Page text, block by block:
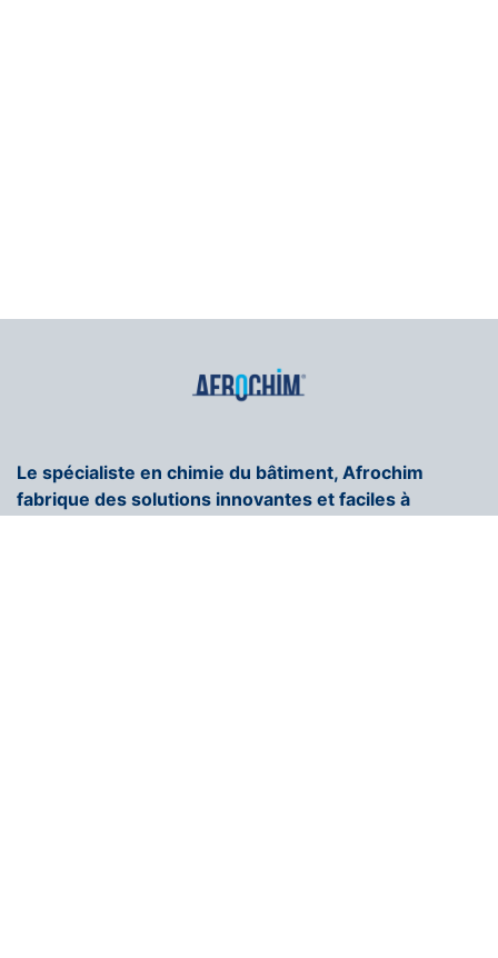
Le spécialiste en chimie du bâtiment, Afrochim
fabrique des solutions innovantes et faciles à